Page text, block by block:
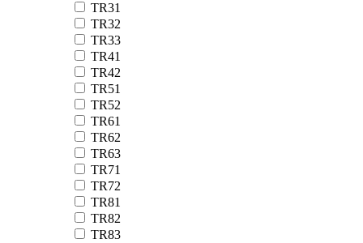
TR31
TR32
TR33
TR41
TR42
TR51
TR52
TR61
TR62
TR63
TR71
TR72
TR81
TR82
TR83